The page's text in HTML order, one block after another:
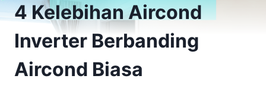
4 Kelebihan Aircond
Inverter Berbanding
Aircond Biasa